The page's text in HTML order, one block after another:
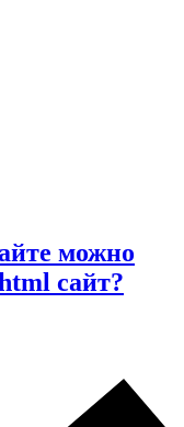
можно
сайт?